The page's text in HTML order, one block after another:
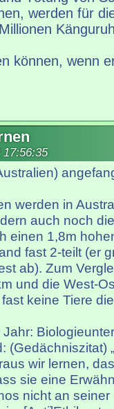
werden für
können, wenn
17:56:35
werden in
auch noch
einen 1,8m
fast 2-teilt (er
ab). Zum
und die West-
keine Tiere
wir lernen,
sie eine
nicht an